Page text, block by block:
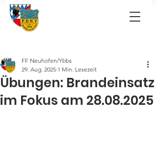
Übungen: Brandeinsatz
im Fokus am 28.08.2025
FF Neuhofen/Ybbs
29. Aug. 2025 1 Min. Lesezeit